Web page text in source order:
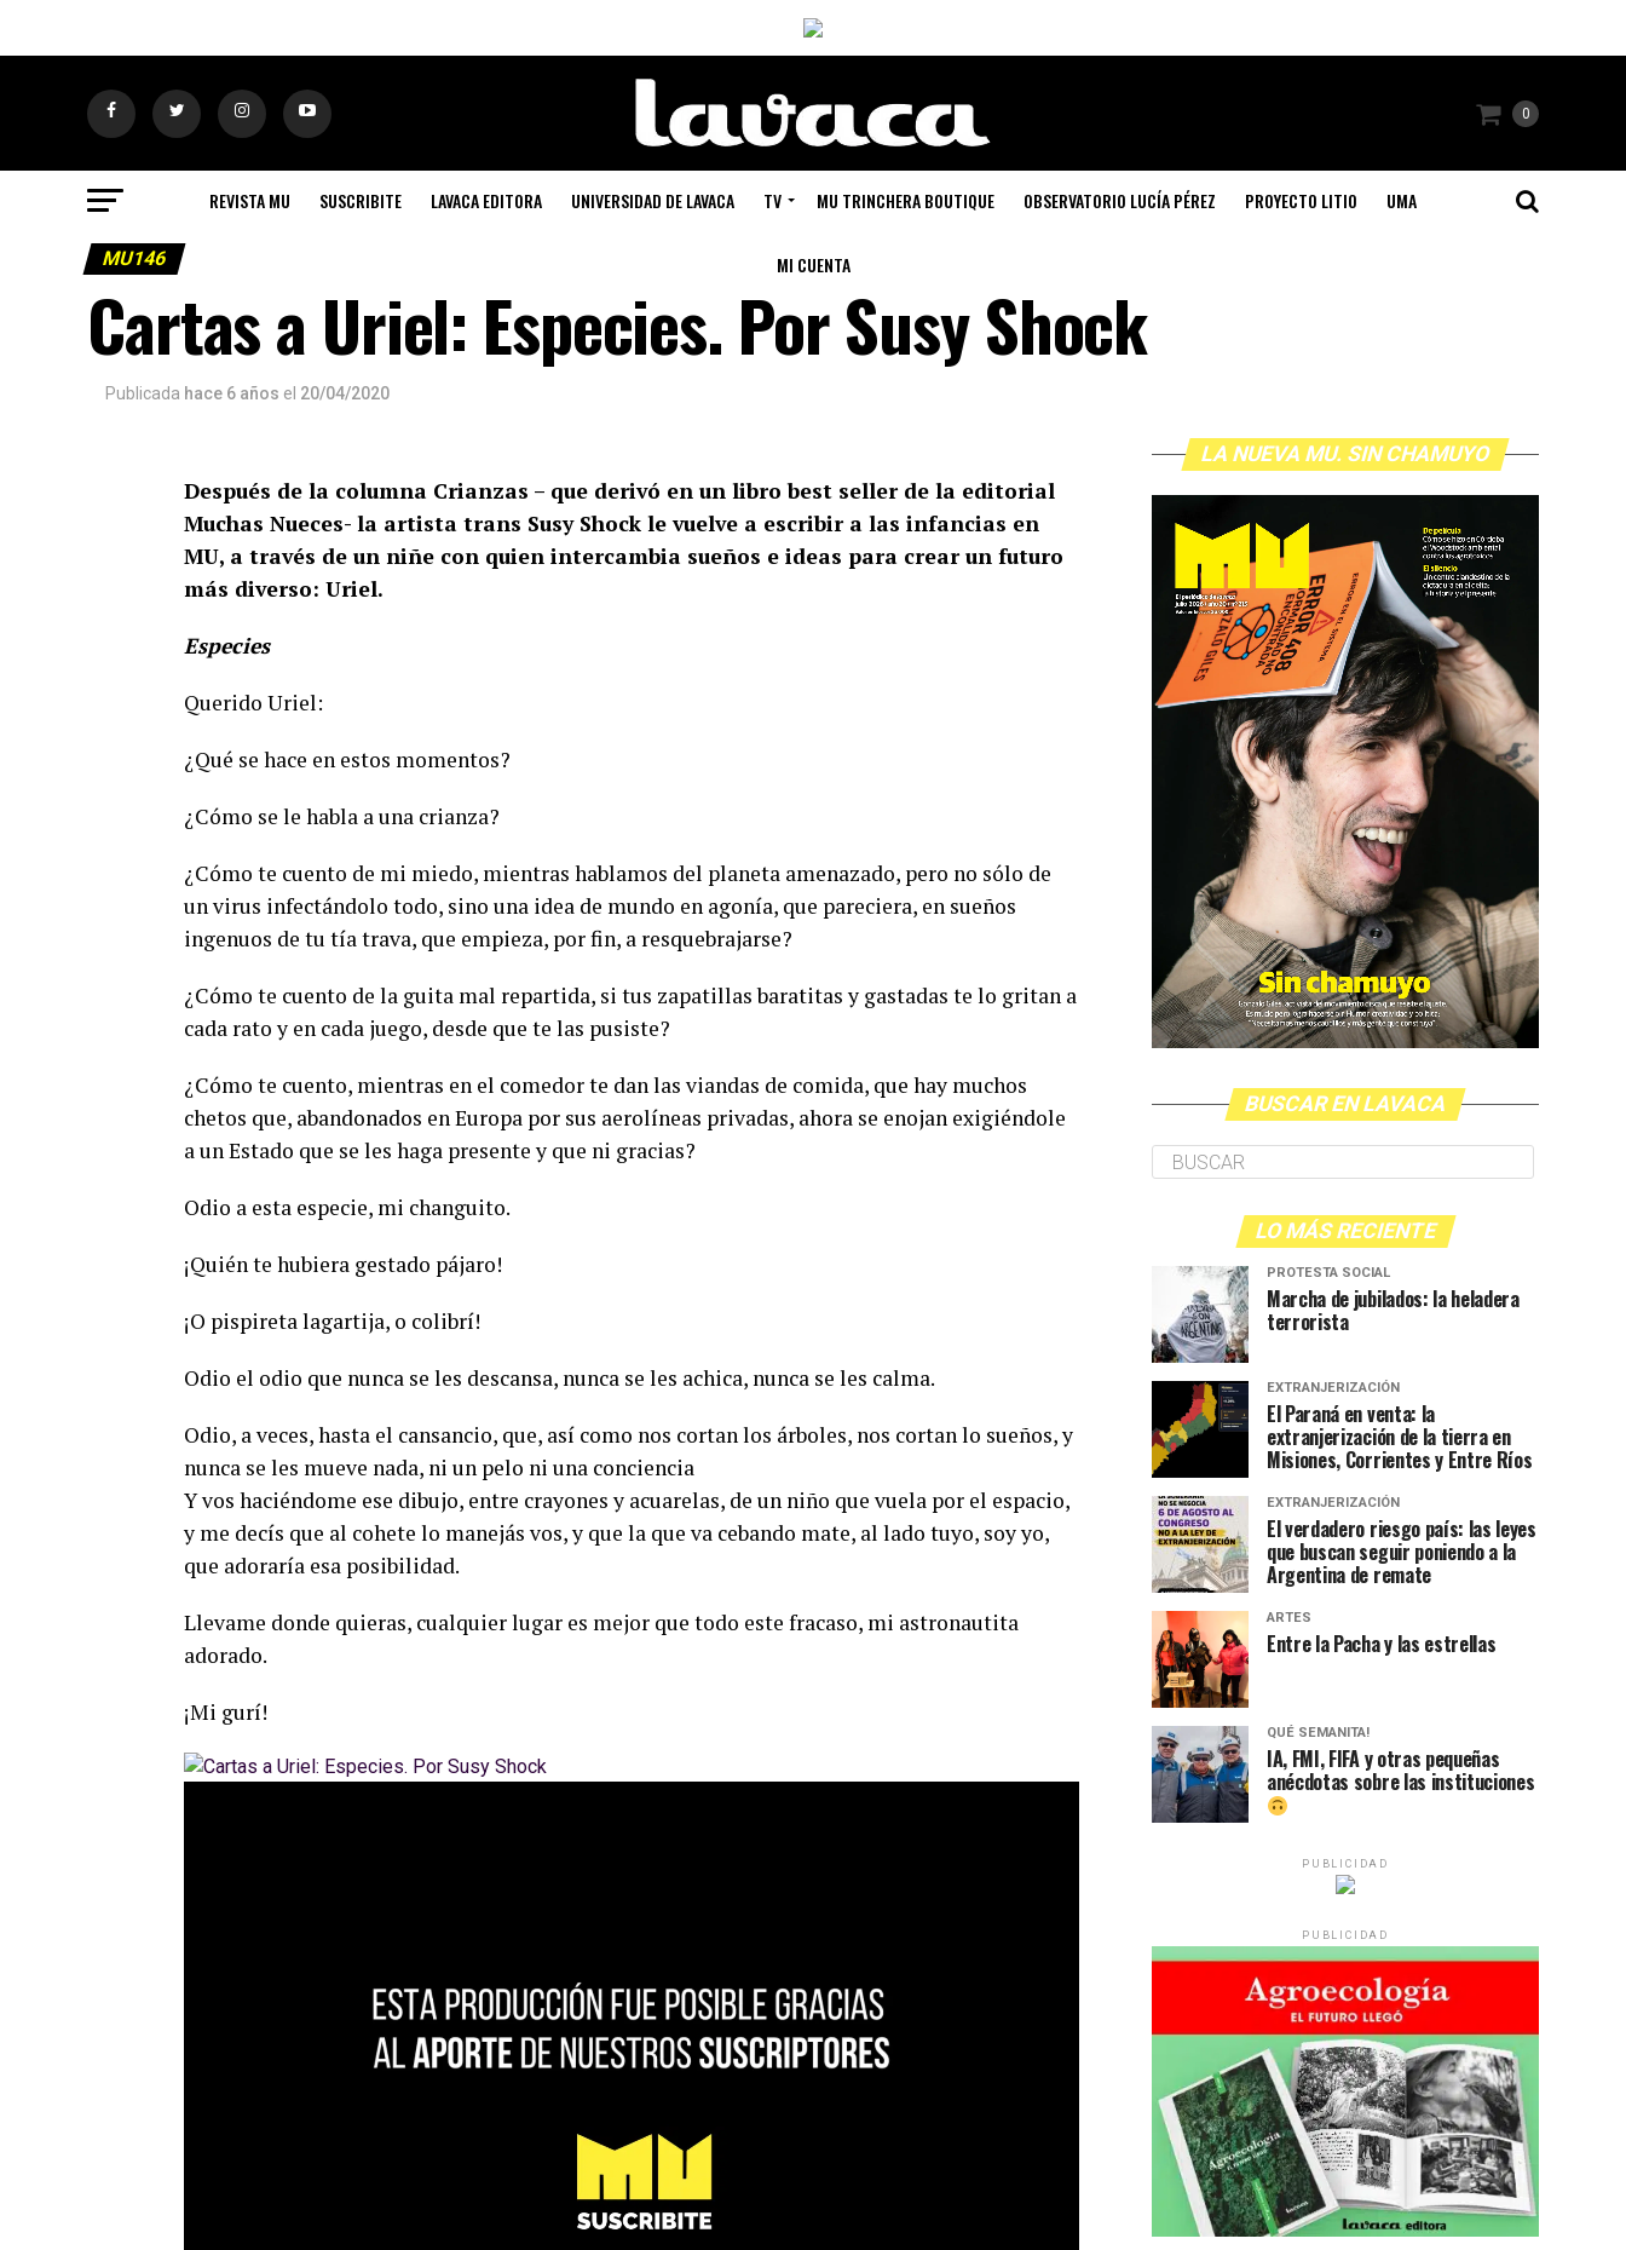
0
REVISTA MU SUSCRIBITE LAVACA EDITORA UNIVERSIDAD DE LAVACA TV MU TRINCHERA BOUTIQUE OBSERVATORIO LUCÍA PÉREZ PROYECTO LITIO UMA
MI CUENTA
MU146
Cartas a Uriel: Especies. Por Susy Shock
Publicada hace 6 años el 20/04/2020
Después de la columna Crianzas – que derivó en un libro best seller de la editorial
Muchas Nueces- la artista trans Susy Shock le vuelve a escribir a las infancias en
MU, a través de un niñe con quien intercambia sueños e ideas para crear un futuro
más diverso: Uriel.
Especies
Querido Uriel:
¿Qué se hace en estos momentos?
¿Cómo se le habla a una crianza?
¿Cómo te cuento de mi miedo, mientras hablamos del planeta amenazado, pero no sólo de
un virus infectándolo todo, sino una idea de mundo en agonía, que pareciera, en sueños
ingenuos de tu tía trava, que empieza, por fin, a resquebrajarse?
¿Cómo te cuento de la guita mal repartida, si tus zapatillas baratitas y gastadas te lo gritan a
cada rato y en cada juego, desde que te las pusiste?
¿Cómo te cuento, mientras en el comedor te dan las viandas de comida, que hay muchos
chetos que, abandonados en Europa por sus aerolíneas privadas, ahora se enojan exigiéndole
a un Estado que se les haga presente y que ni gracias?
Odio a esta especie, mi changuito.
¡Quién te hubiera gestado pájaro!
¡O pispireta lagartija, o colibrí!
Odio el odio que nunca se les descansa, nunca se les achica, nunca se les calma.
Odio, a veces, hasta el cansancio, que, así como nos cortan los árboles, nos cortan lo sueños, y
nunca se les mueve nada, ni un pelo ni una conciencia
Y vos haciéndome ese dibujo, entre crayones y acuarelas, de un niño que vuela por el espacio,
y me decís que al cohete lo manejás vos, y que la que va cebando mate, al lado tuyo, soy yo,
que adoraría esa posibilidad.
Llevame donde quieras, cualquier lugar es mejor que todo este fracaso, mi astronautita
adorado.
¡Mi gurí!
LA NUEVA MU. SIN CHAMUYO
BUSCAR EN LAVACA
LO MÁS RECIENTE
PROTESTA SOCIAL
Marcha de jubilados: la heladera
terrorista
EXTRANJERIZACIÓN
El Paraná en venta: la
extranjerización de la tierra en
Misiones, Corrientes y Entre Ríos
EXTRANJERIZACIÓN
El verdadero riesgo país: las leyes
que buscan seguir poniendo a la
Argentina de remate
ARTES
Entre la Pacha y las estrellas
QUÉ SEMANITA!
IA, FMI, FIFA y otras pequeñas
anécdotas sobre las instituciones
PUBLICIDAD
PUBLICIDAD